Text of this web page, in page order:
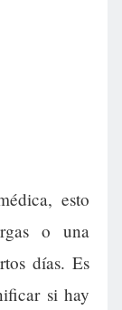
esto
o una
días. Es
si hay